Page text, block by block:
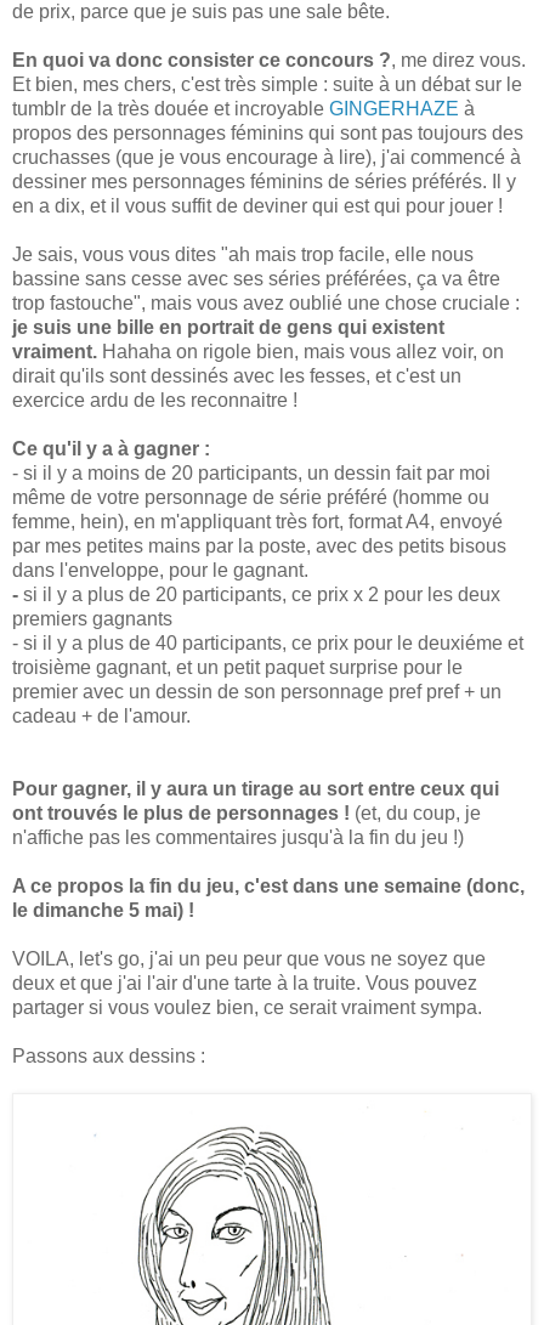
de prix, parce que je suis pas une sale bête.
En quoi va donc consister ce concours ?, me direz vous.
Et bien, mes chers, c'est très simple : suite à un débat sur le
tumblr de la très douée et incroyable GINGERHAZE à
propos des personnages féminins qui sont pas toujours des
cruchasses (que je vous encourage à lire), j'ai commencé à
dessiner mes personnages féminins de séries préférés. Il y
en a dix, et il vous suffit de deviner qui est qui pour jouer !
Je sais, vous vous dites "ah mais trop facile, elle nous
bassine sans cesse avec ses séries préférées, ça va être
trop fastouche", mais vous avez oublié une chose cruciale :
je suis une bille en portrait de gens qui existent
vraiment. Hahaha on rigole bien, mais vous allez voir, on
dirait qu'ils sont dessinés avec les fesses, et c'est un
exercice ardu de les reconnaitre !
Ce qu'il y a à gagner :
- si il y a moins de 20 participants, un dessin fait par moi
même de votre personnage de série préféré (homme ou
femme, hein), en m'appliquant très fort, format A4, envoyé
par mes petites mains par la poste, avec des petits bisous
dans l'enveloppe, pour le gagnant.
- si il y a plus de 20 participants, ce prix x 2 pour les deux
premiers gagnants
- si il y a plus de 40 participants, ce prix pour le deuxiéme et
troisième gagnant, et un petit paquet surprise pour le
premier avec un dessin de son personnage pref pref + un
cadeau + de l'amour.
Pour gagner, il y aura un tirage au sort entre ceux qui
ont trouvés le plus de personnages ! (et, du coup, je
n'affiche pas les commentaires jusqu'à la fin du jeu !)
A ce propos la fin du jeu, c'est dans une semaine (donc,
le dimanche 5 mai) !
VOILA, let's go, j'ai un peu peur que vous ne soyez que
deux et que j'ai l'air d'une tarte à la truite. Vous pouvez
partager si vous voulez bien, ce serait vraiment sympa.
Passons aux dessins :